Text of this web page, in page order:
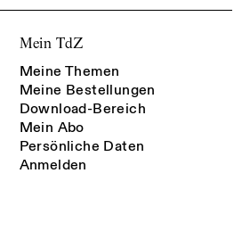
Mein TdZ
Meine Themen
Meine Bestellungen
Download-Bereich
Mein Abo
Persönliche Daten
Anmelden